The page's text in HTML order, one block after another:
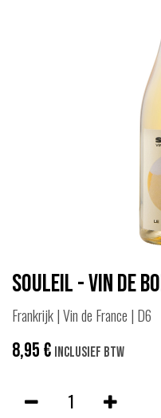
Souleil - Vin de
Frankrijk | Vin de France | D6
8,95€ Inclusief btw